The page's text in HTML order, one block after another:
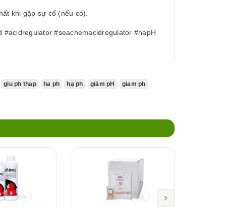
khi gặp sự cố (nếu có).
#seachemacidregulator #hapH
giu ph thap ha ph hạ ph giảm pH giam ph